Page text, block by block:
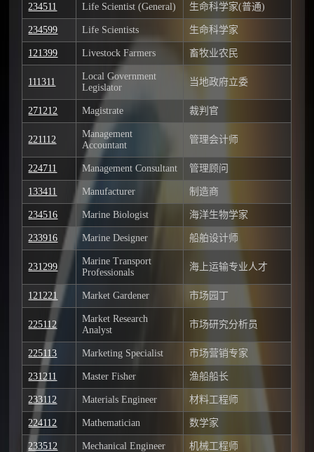
234511 Life Scientist (General) 生命科学家(普通)
234599 Life Scientists 生命科学家
121399 Livestock Farmers 畜牧业农民
111311
Local Government
Legislator
当地政府立委
271212 Magistrate 裁判官
221112
Management
Accountant
管理会计师
224711 Management Consultant 管理顾问
133411 Manufacturer 制造商
234516 Marine Biologist 海洋生物学家
233916 Marine Designer 船舶设计师
231299
Marine Transport
Professionals
海上运输专业人才
121221 Market Gardener 市场园丁
225112
Market Research
Analyst
市场研究分析员
225113 Marketing Specialist 市场营销专家
231211 Master Fisher 渔船船长
233112 Materials Engineer 材料工程师
224112 Mathematician 数学家
233512 Mechanical Engineer 机械工程师